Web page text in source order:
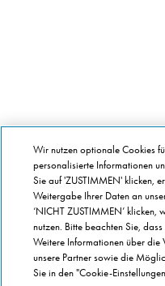
Wir nutzen optionale Cookies
personalisierte Informationen
Sie auf 'ZUSTIMMEN' klicken,
Weitergabe Ihrer Daten an
‘NICHT ZUSTIMMEN’
nutzen. Bitte beachten Sie,
Weitere Informationen über die
unsere Partner sowie die
Sie in den "Cookie-